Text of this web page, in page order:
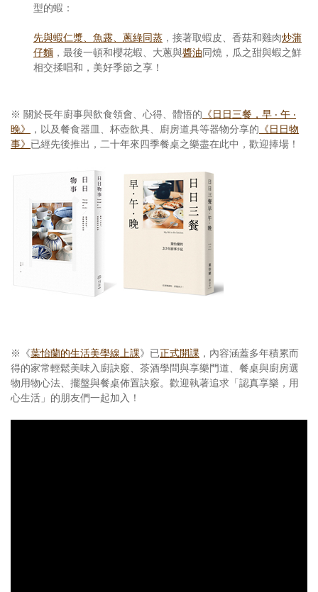
型的蝦：
先與蝦仁漿、魚露、蔥綠同蒸 ，接著取蝦皮、香菇和雞肉炒蒲
仔麵 ，最後一頓和櫻花蝦、大蔥與醬油同燒，瓜之甜與蝦之鮮
相交揉唱和，美好季節之享！
※ 關於長年廚事與飲食領會、心得、體悟的 《日日三餐，早 ‧ 午 ‧
晚》
，以及餐食器皿、杯壺飲具、廚房道具等器物分享的 《日日物
事》 已經先後推出，二十年來四季餐桌之樂盡在此中，歡迎捧場！
※《葉怡蘭的生活美學線上課》已正式開課 ，內容涵蓋多年積累而
得的家常輕鬆美味入廚訣竅、茶酒學問與享樂門道、餐桌與廚房選
物用物心法、擺盤與餐桌佈置訣竅。歡迎執著追求「認真享樂，用
心生活」的朋友們一起加入！